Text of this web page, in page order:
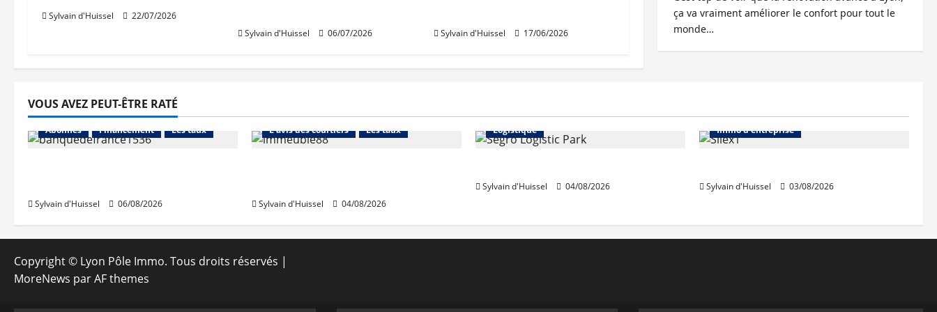
Sylvain d'Huissel 22/07/2026
Sylvain d'Huissel 06/07/2026 Sylvain d'Huissel 17/06/2026
ça va vraiment améliorer le confort pour tout le
monde…
VOUS AVEZ PEUT-ÊTRE RATÉ
Abonnés Financement Les taux
Sylvain d'Huissel 06/08/2026
L'avis des courtiers
Les taux
Sylvain d'Huissel 04/08/2026
Logistique
Sylvain d'Huissel 04/08/2026
Immo d'entreprise
Sylvain d'Huissel 03/08/2026
Copyright © Lyon Pôle Immo. Tous droits réservés |
MoreNews par AF themes